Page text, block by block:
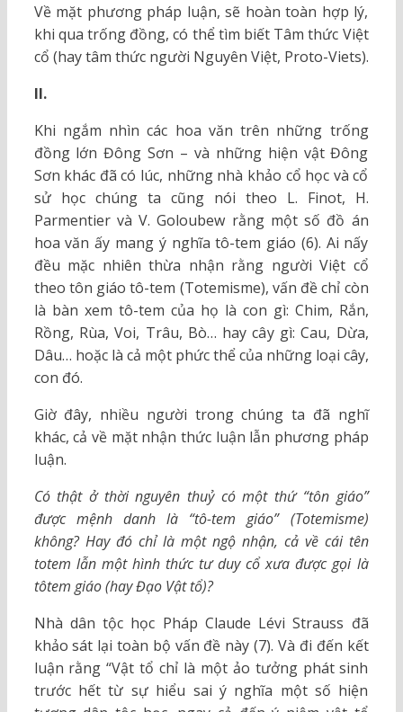
Về mặt phương pháp luận, sẽ hoàn toàn hợp lý,
khi qua trống đồng, có thể tìm biết Tâm thức Việt
cổ (hay tâm thức người Nguyên Việt, Proto-Viets).
II.
Khi ngắm nhìn các hoa văn trên những trống
đồng lớn Đông Sơn – và những hiện vật Đông
Sơn khác đã có lúc, những nhà khảo cổ học và cổ
sử học chúng ta cũng nói theo L. Finot, H.
Parmentier và V. Goloubew rằng một số đồ án
hoa văn ấy mang ý nghĩa tô-tem giáo (6). Ai nấy
đều mặc nhiên thừa nhận rằng người Việt cổ
theo tôn giáo tô-tem (Totemisme), vấn đề chỉ còn
là bàn xem tô-tem của họ là con gì: Chim, Rắn,
Rồng, Rùa, Voi, Trâu, Bò… hay cây gì: Cau, Dừa,
Dâu… hoặc là cả một phức thể của những loại cây,
con đó.
Giờ đây, nhiều người trong chúng ta đã nghĩ
khác, cả về mặt nhận thức luận lẫn phương pháp
luận.
Có thật ở thời nguyên thuỷ có một thứ “tôn giáo”
được mệnh danh là “tô-tem giáo” (Totemisme)
không? Hay đó chỉ là một ngộ nhận, cả về cái tên
totem lẫn một hình thức tư duy cổ xưa được gọi là
tôtem giáo (hay Đạo Vật tổ)?
Nhà dân tộc học Pháp Claude Lévi Strauss đã
khảo sát lại toàn bộ vấn đề này (7). Và đi đến kết
luận rằng “Vật tổ chỉ là một ảo tưởng phát sinh
trước hết từ sự hiểu sai ý nghĩa một số hiện